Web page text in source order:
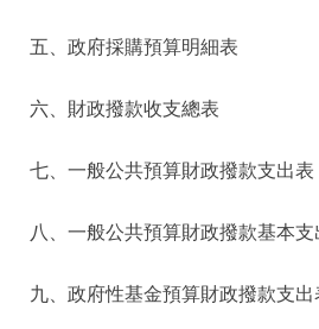
五、政府採購預算明細表
六、財政撥款收支總表
七、一般公共預算財政撥款支出表
八、一般公共預算財政撥款基本支
九、政府性基金預算財政撥款支出